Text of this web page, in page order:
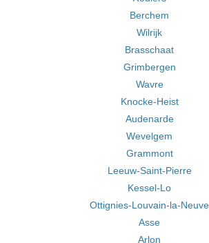
Berchem
Wilrijk
Brasschaat
Grimbergen
Wavre
Knocke-Heist
Audenarde
Wevelgem
Grammont
Leeuw-Saint-Pierre
Kessel-Lo
Ottignies-Louvain-la-Neuve
Asse
Arlon